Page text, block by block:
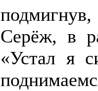
Серёж, в
«Устал я